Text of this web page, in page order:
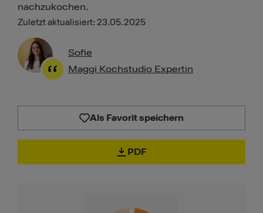
nachzukochen.
Zuletzt aktualisiert: 23.05.2025
Sofie
Maggi Kochstudio Expertin
Als Favorit speichern
PDF